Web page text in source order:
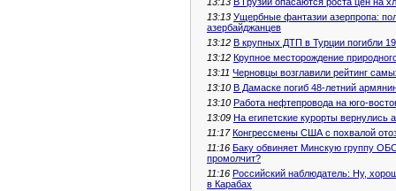
13:13 Ущербные фантазии азерпропа:
азербайджанцев
13:12 В крупных ДТП в Турции погибли
13:12 Крупное месторождение
13:11 Черновцы возглавили рейтинг
13:10 В Дамаске погиб 48-летний
13:10 Работа нефтепровода на юго-
13:09 На египетские курорты вернулись
11:17 Конгрессмены США с похвалой
11:16 Баку обвиняет Минскую группу
промолчит?
11:16 Российский наблюдатель: Ну,
в Карабах